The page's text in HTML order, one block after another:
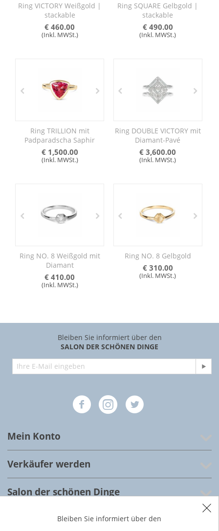
Ring VICTORY Weißgold |
stackable
€ 460.00
(Inkl. MWSt.)
Ring SQUARE Gelbgold |
stackable
€ 490.00
(Inkl. MWSt.)
Ring TRILLION mit
Padparadscha Saphir
€ 1,500.00
(Inkl. MWSt.)
Ring DOUBLE VICTORY mit
Diamant-Pavé
€ 3,600.00
(Inkl. MWSt.)
Ring NO. 8 Weißgold mit
Diamant
€ 410.00
(Inkl. MWSt.)
Ring NO. 8 Gelbgold
€ 310.00
(Inkl. MWSt.)
Bleiben Sie informiert über den
SALON DER SCHÖNEN DINGE
Mein Konto
Verkäufer werden
Salon der schönen Dinge
KundenserviceBleiben Sie informiert über den